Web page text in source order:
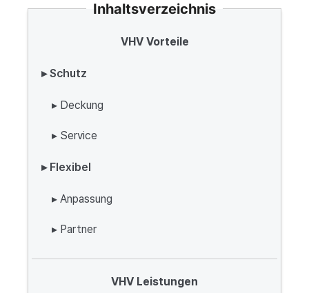
Inhaltsverzeichnis
VHV Vorteile
▸ Schutz
▸ Deckung
▸ Service
▸ Flexibel
▸ Anpassung
▸ Partner
VHV Leistungen